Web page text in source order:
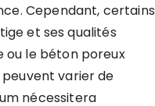
Cependant, certains
et ses qualités
ou le béton poreux
peuvent varier de
nécessitera